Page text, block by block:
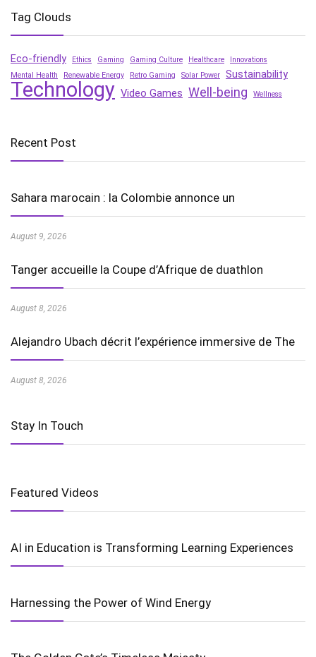
Tag Clouds
Eco-friendly Ethics Gaming Gaming Culture Healthcare
Innovations
Mental Health
Renewable Energy Retro Gaming Solar Power Sustainability
Technology Video Games Well-being Wellness
Recent Post
Sahara marocain : la Colombie annonce un
August 9, 2026
Tanger accueille la Coupe d’Afrique de duathlon
August 8, 2026
Alejandro Ubach décrit l’expérience immersive de The
August 8, 2026
Stay In Touch
Featured Videos
AI in Education is Transforming Learning Experiences
Harnessing the Power of Wind Energy